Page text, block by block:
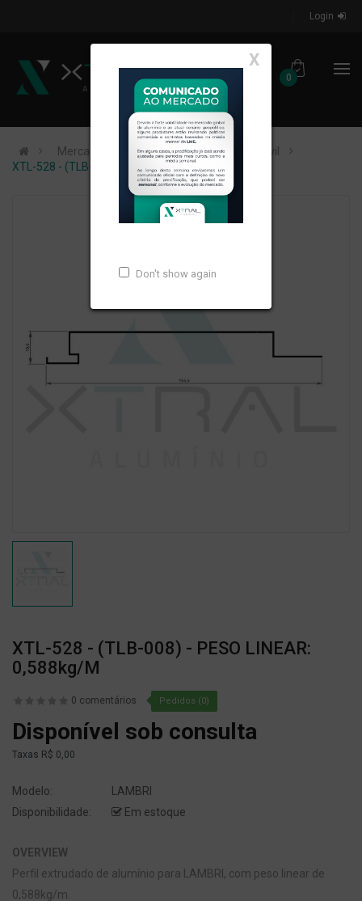
Login
0
X
Don't show again
Mercados de Atuação
Construção Civil
XTL-528 - (TLB-008) - PESO LINEAR: 0,588kg/m
XTL-528 - (TLB-008) - PESO LINEAR:
0,588kg/m
0 comentários Pedidos (0)
Disponível sob consulta
Taxas R$ 0,00
Modelo:
LAMBRI
Disponibilidade:
Em estoque
OVERVIEW
Perfil extrudado de alumínio para LAMBRI, com peso linear de
0,588kg/m.